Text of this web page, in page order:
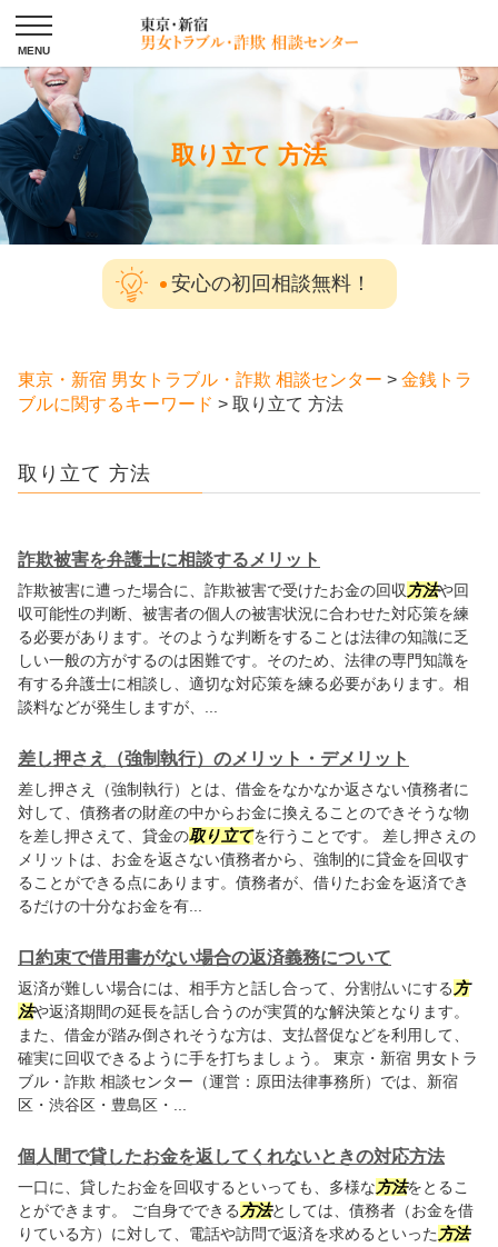
取り立て 方法
安心の初回相談無料！
東京・新宿 男女トラブル・詐欺 相談センター > 金銭トラ
ブルに関するキーワード > 取り立て 方法
取り立て 方法
詐欺被害を弁護士に相談するメリット
詐欺被害に遭った場合に、詐欺被害で受けたお金の回収方法や回
収可能性の判断、被害者の個人の被害状況に合わせた対応策を練
る必要があります。そのような判断をすることは法律の知識に乏
しい一般の方がするのは困難です。そのため、法律の専門知識を
有する弁護士に相談し、適切な対応策を練る必要があります。相
談料などが発生しますが、...
差し押さえ（強制執行）のメリット・デメリット
差し押さえ（強制執行）とは、借金をなかなか返さない債務者に
対して、債務者の財産の中からお金に換えることのできそうな物
を差し押さえて、貸金の取り立てを行うことです。 差し押さえの
メリットは、お金を返さない債務者から、強制的に貸金を回収す
ることができる点にあります。債務者が、借りたお金を返済でき
るだけの十分なお金を有...
口約束で借用書がない場合の返済義務について
返済が難しい場合には、相手方と話し合って、分割払いにする方
法や返済期間の延長を話し合うのが実質的な解決策となります。
また、借金が踏み倒されそうな方は、支払督促などを利用して、
確実に回収できるように手を打ちましょう。 東京・新宿 男女トラ
ブル・詐欺 相談センター（運営：原田法律事務所）では、新宿
区・渋谷区・豊島区・...
個人間で貸したお金を返してくれないときの対応方法
一口に、貸したお金を回収するといっても、多様な方法をとるこ
とができます。 ご自身でできる方法としては、債務者（お金を借
りている方）に対して、電話や訪問で返済を求めるといった方法